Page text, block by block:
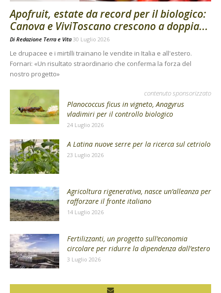
Apofruit, estate da record per il biologico:
Canova e ViviToscano crescono a doppia...
Di Redazione Terra e Vita 30 Luglio 2026
Le drupacee e i mirtilli trainano le vendite in Italia e all'estero.
Fornari: «Un risultato straordinario che conferma la forza del
nostro progetto»
contenuto sponsorizzato
Planococcus ficus in vigneto, Anagyrus
vladimiri per il controllo biologico
24 Luglio 2026
A Latina nuove serre per la ricerca sul cetriolo
23 Luglio 2026
Agricoltura rigenerativa, nasce un’alleanza per
rafforzare il fronte italiano
14 Luglio 2026
Fertilizzanti, un progetto sull’economia
circolare per ridurre la dipendenza dall’estero
3 Luglio 2026